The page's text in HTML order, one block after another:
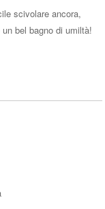
scivolare ancora,
bel bagno di umiltà!